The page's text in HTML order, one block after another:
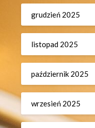
grudzień 2025
listopad 2025
październik 2025
wrzesień 2025